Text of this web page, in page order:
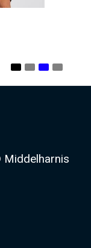
Middelharnis